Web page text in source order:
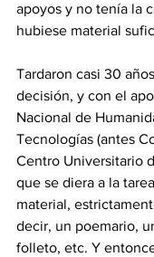
apoyos y no tenía la
hubiese material
Tardaron casi 30
decisión, y con el
Nacional de
Tecnologías (antes
Centro Universitario
que se diera a la
material,
decir, un poemario,
folleto, etc. Y